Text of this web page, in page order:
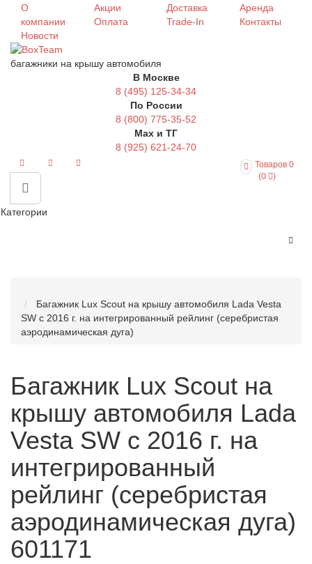
О
компании
Новости
Акции
Оплата
Доставка
Trade-In
Аренда
Контакты
багажники на крышу автомобиля
В Москве
8 (495) 125-34-34
По России
8 (800) 775-35-52
Max и ТГ
8 (925) 621-24-70
Товаров 0
(0
)
Категории
Багажник Lux Scout на крышу автомобиля Lada Vesta
SW с 2016 г. на интегрированный рейлинг (серебристая
аэродинамическая дуга)
Багажник Lux Scout на
крышу автомобиля Lada
Vesta SW с 2016 г. на
интегрированный
рейлинг (серебристая
аэродинамическая дуга)
601171